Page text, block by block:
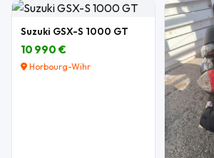
Suzuki GSX-S 1000 GT
10 990 €
Horbourg-Wihr